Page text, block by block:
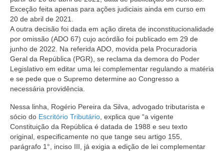
Exceção feita apenas para ações judiciais ainda em curso em
20 de abril de 2021.
A outra decisão foi dada em ação direta de inconstitucionalidade
por omissão (ADO 67) cujo acórdão foi publicado em 29 de
junho de 2022. Na referida ADO, movida pela Procuradoria
Geral da República (PGR), se reclama da demora do Poder
Legislativo em editar uma lei complementar regulando a matéria
e se pede que o Supremo determine ao Congresso a
necessária providência.
Nessa linha, Rogério Pereira da Silva, advogado tributarista e
sócio do Escritório Tributário, explica que “a vigente
Constituição da República é datada de 1988 e seu texto
original, especificamente no que tange seu artigo 155,
parágrafo 1°, inciso III, já exigia a edição de lei complementar